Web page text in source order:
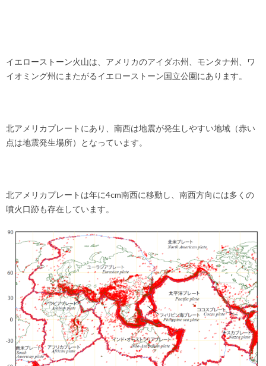
イエローストーン火山は、アメリカのアイダホ州、モンタナ州、ワ
イオミング州にまたがるイエローストーン国立公園にあります。
北アメリカプレートにあり、南西は地震が発生しやすい地域（赤い
点は地震発生場所）となっています。
北アメリカプレートは年に4cm南西に移動し、南西方向には多くの
噴火口跡も存在しています。